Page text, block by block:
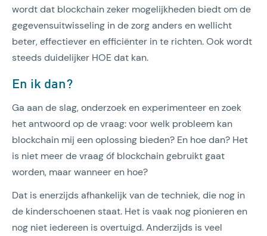
wordt dat blockchain zeker mogelijkheden biedt om de
gegevensuitwisseling in de zorg anders en wellicht
beter, effectiever en efficiënter in te richten. Ook wordt
steeds duidelijker HOE dat kan.
En ik dan?
Ga aan de slag, onderzoek en experimenteer en zoek
het antwoord op de vraag: voor welk probleem kan
blockchain mij een oplossing bieden? En hoe dan? Het
is niet meer de vraag óf blockchain gebruikt gaat
worden, maar wanneer en hoe?
Dat is enerzijds afhankelijk van de techniek, die nog in
de kinderschoenen staat. Het is vaak nog pionieren en
nog niet iedereen is overtuigd. Anderzijds is veel